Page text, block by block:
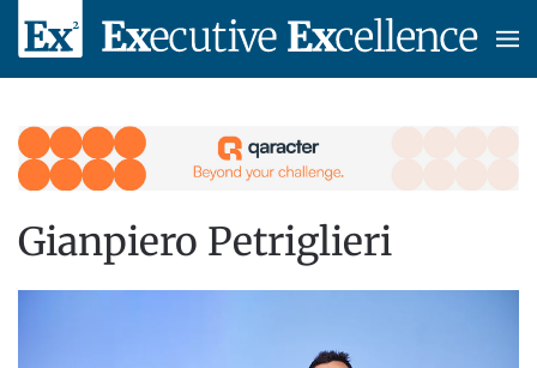
Skip to main content
Gianpiero Petriglieri